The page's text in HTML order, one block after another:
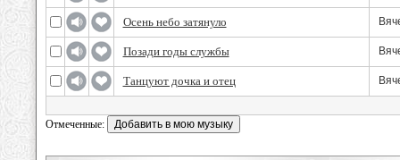
Осень небо затянуло
Позади годы службы
Танцуют дочка и отец
Отмеченные: